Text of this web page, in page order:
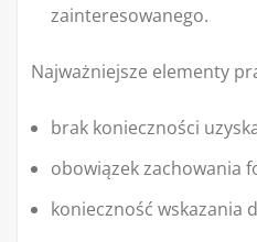
zainteresowanego.
Najważniejsze elementy
brak konieczności
obowiązek zachowania
konieczność wskazania